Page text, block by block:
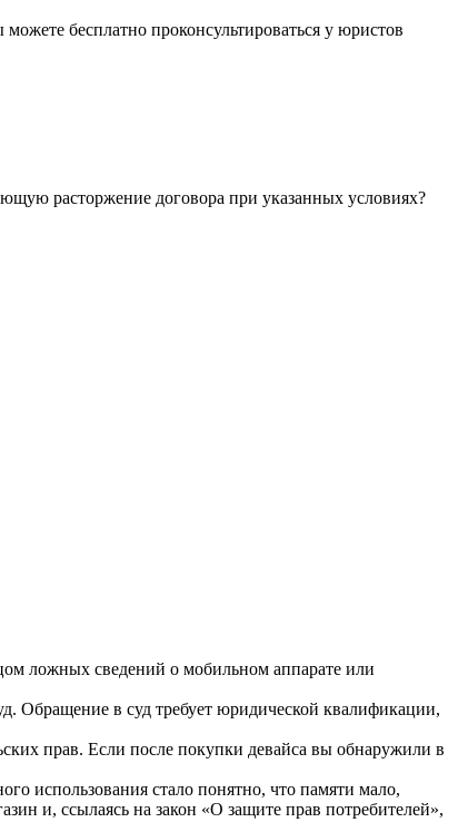
бесплатно проконсультироваться у юристов
расторжение договора при указанных условиях?
ложных сведений о мобильном аппарате или
Обращение в суд требует юридической квалификации,
прав. Если после покупки девайса вы обнаружили в
использования стало понятно, что памяти мало,
и, ссылаясь на закон «О защите прав потребителей»,